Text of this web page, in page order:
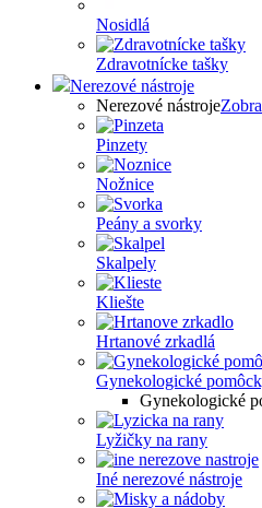
Nosidlá
Zdravotnícke tašky
Nerezové nástroje
Nerezové nástroje
Pinzety
Nožnice
Peány a svorky
Skalpely
Kliešte
Hrtanové zrkadlá
Gynekologické
Gynekologické
Lyžičky na rany
Iné nerezové nástroje